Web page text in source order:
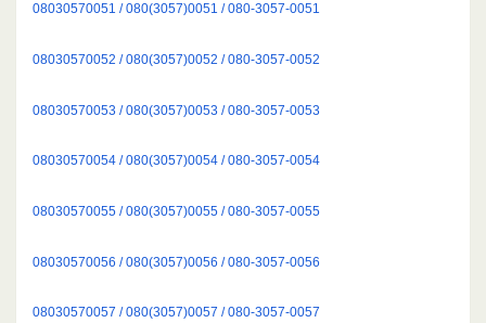
08030570051 / 080(3057)0051 / 080-3057-0051
08030570052 / 080(3057)0052 / 080-3057-0052
08030570053 / 080(3057)0053 / 080-3057-0053
08030570054 / 080(3057)0054 / 080-3057-0054
08030570055 / 080(3057)0055 / 080-3057-0055
08030570056 / 080(3057)0056 / 080-3057-0056
08030570057 / 080(3057)0057 / 080-3057-0057